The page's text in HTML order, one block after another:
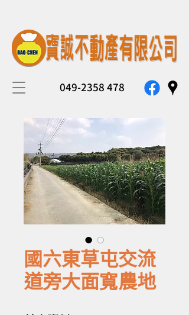
049-2358 478
國六東草屯交流
道旁大面寬農地